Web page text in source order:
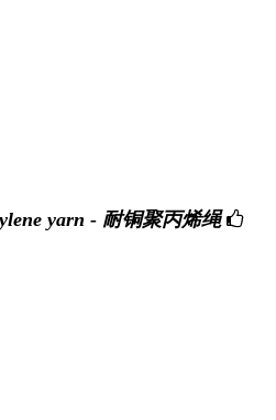
yarn - 耐铜聚丙烯绳